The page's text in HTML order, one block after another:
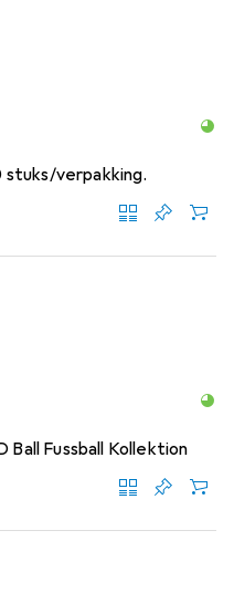
stuks/verpakking.
Ball Fussball Kollektion